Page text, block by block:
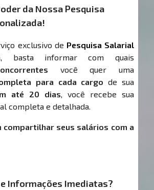
da Nossa Pesquisa
exclusivo de Pesquisa Salarial
, basta informar com quais
você quer uma
para cada cargo de sua
até 20 dias, você recebe sua
completa e detalhada.
compartilhar seus salários com a
Informações Imediatas?